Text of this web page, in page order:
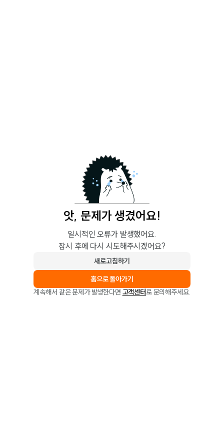
앗, 문제가 생겼어요!
일시적인 오류가 발생했어요.
잠시 후에 다시 시도해주시겠어요?
새로고침하기
홈으로 돌아가기
계속해서 같은 문제가 발생한다면 고객센터로 문의해주세요.